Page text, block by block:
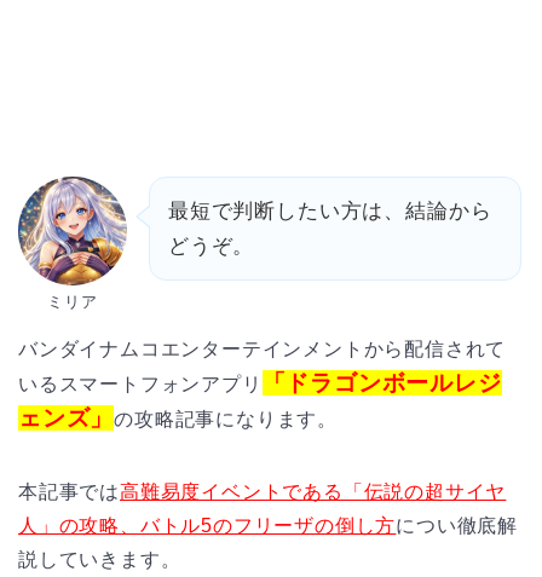
ミリア
最短で判断したい方は、結論から
どうぞ。
バンダイナムコエンターテインメントから配信されて
いるスマートフォンアプリ
「ドラゴンボールレジ
ェンズ」の攻略記事になります。
本記事では高難易度イベントである「伝説の超サイヤ
人」の攻略、バトル5のフリーザの倒し方につい徹底解
説していきます。